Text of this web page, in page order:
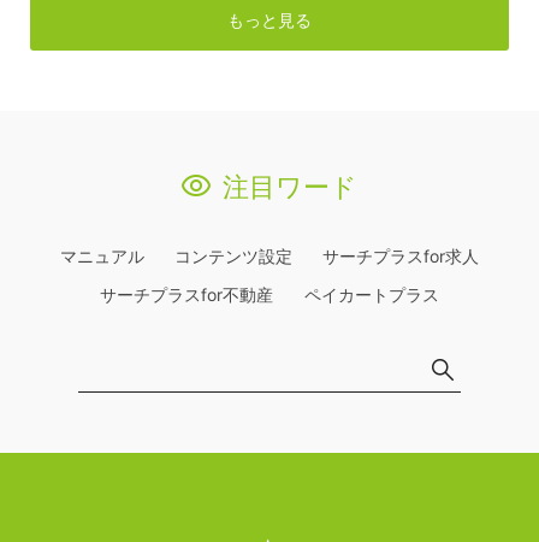
もっと見る
注目ワード
マニュアル コンテンツ設定
サーチプラスfor求人
サーチプラスfor不動産
ペイカートプラス